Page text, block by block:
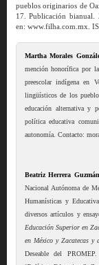
pueblos originarios de
17. Publicación bianual.
en: www.filha.com.mx.
Martha Morales
mención honorífica por
preescolar indígena en
lingüísticos de los
educación alternativa y
política educativa
autonomía. Contacto:
Beatriz Herrera Guzmán
Nacional Autónoma de
Humanísticas y
diversos artículos y
Educación Superior en
en México y Zacatecas y
Deseable del